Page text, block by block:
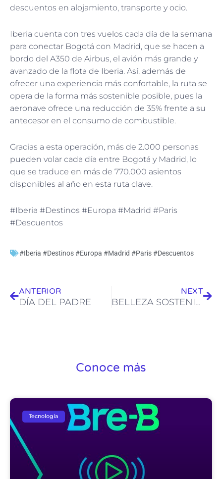
descuentos en alojamiento, transporte y ocio.
Iberia cuenta con tres vuelos cada día de la semana
para conectar Bogotá con Madrid, que se hacen a
bordo del A350 de Airbus, el avión más grande y
avanzado de la flota de Iberia. Así, además de
ofrecer una experiencia más confortable, la ruta se
opera de la forma más sostenible posible, pues la
aeronave ofrece una reducción de 35% frente a su
antecesor en el consumo de combustible.
Gracias a esta operación, más de 2.000 personas
pueden volar cada día entre Bogotá y Madrid, lo
que se traduce en más de 770.000 asientos
disponibles al año en esta ruta clave.
#Iberia #Destinos #Europa #Madrid #Paris
#Descuentos
#Iberia #Destinos #Europa #Madrid #Paris #Descuentos
ANTERIOR
DÍA DEL PADRE
NEXT
BELLEZA SOSTENIBLE
Conoce más
Tecnología